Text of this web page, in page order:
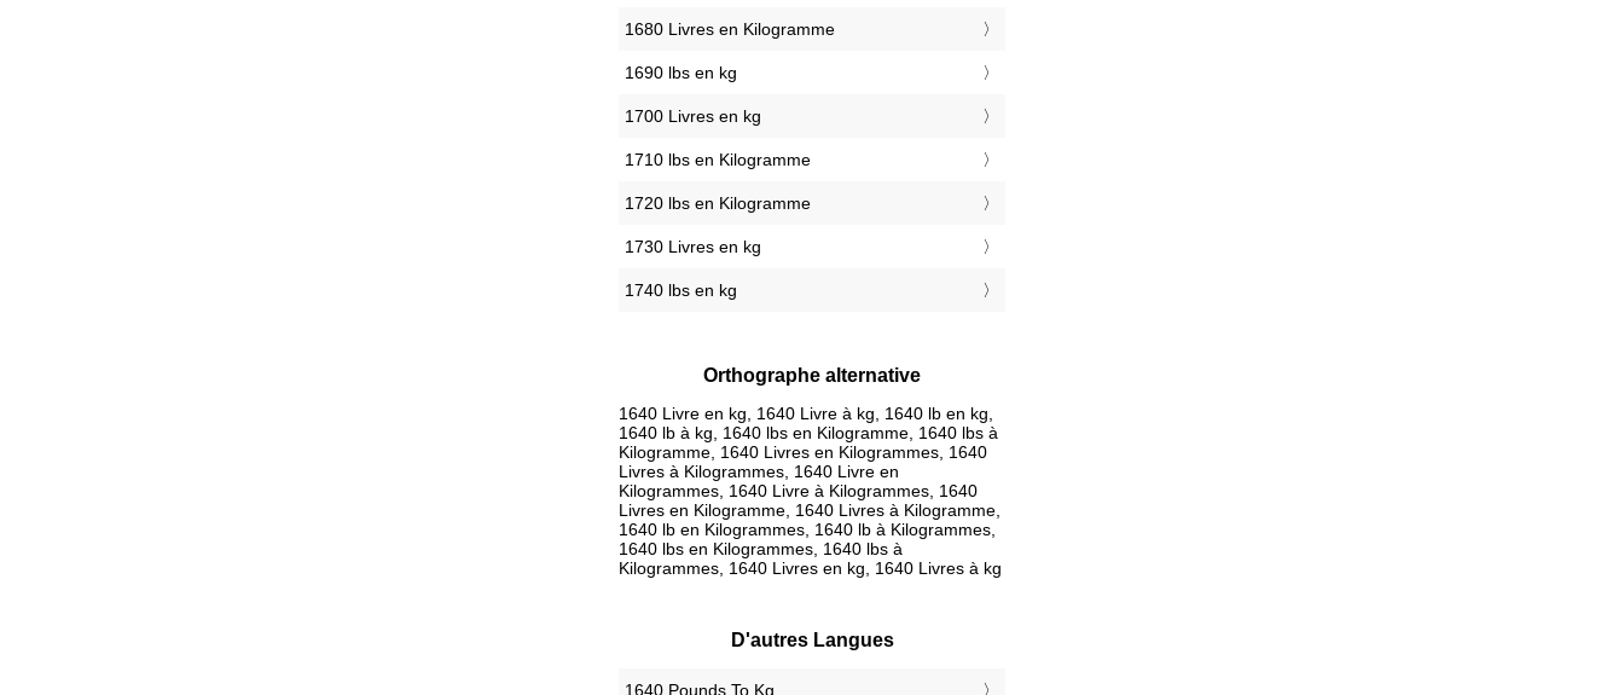
1680 Livres en Kilogramme
1690 lbs en kg
1700 Livres en kg
1710 lbs en Kilogramme
1720 lbs en Kilogramme
1730 Livres en kg
1740 lbs en kg
Orthographe alternative
1640 Livre en kg, 1640 Livre à kg, 1640 lb en kg,
1640 lb à kg, 1640 lbs en Kilogramme, 1640 lbs à
Kilogramme, 1640 Livres en Kilogrammes, 1640
Livres à Kilogrammes, 1640 Livre en
Kilogrammes, 1640 Livre à Kilogrammes, 1640
Livres en Kilogramme, 1640 Livres à Kilogramme,
1640 lb en Kilogrammes, 1640 lb à Kilogrammes,
1640 lbs en Kilogrammes, 1640 lbs à
Kilogrammes, 1640 Livres en kg, 1640 Livres à kg
D'autres Langues
‎1640 Pounds To Kg